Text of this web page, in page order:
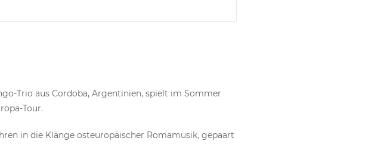
Trio aus Cordoba, Argentinien, spielt im Sommer
Tour.
in die Klänge osteuropäischer Romamusik, gepaart